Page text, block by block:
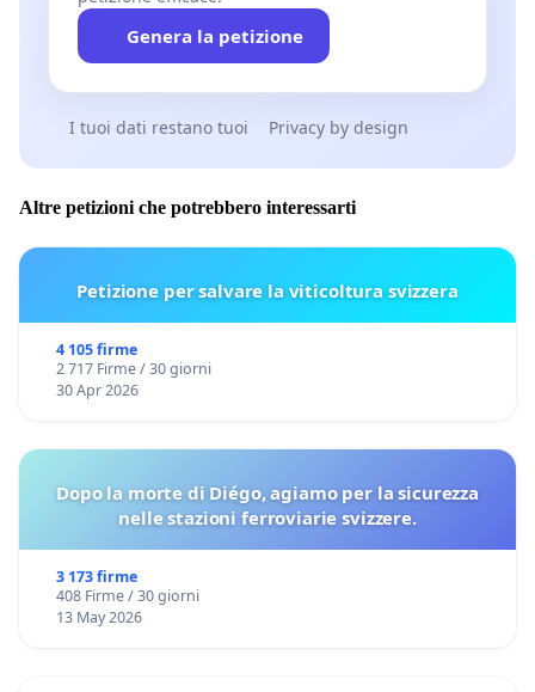
Genera la petizione
I tuoi dati restano tuoi Privacy by design
Altre petizioni che potrebbero interessarti
Petizione per salvare la viticoltura svizzera
4 105 firme
2 717 Firme / 30 giorni
30 Apr 2026
Dopo la morte di Diégo, agiamo per la sicurezza
nelle stazioni ferroviarie svizzere.
3 173 firme
408 Firme / 30 giorni
13 May 2026